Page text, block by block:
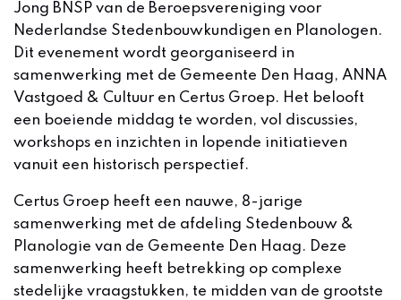
Jong BNSP van de Beroepsvereniging voor
Nederlandse Stedenbouwkundigen en Planologen.
Dit evenement wordt georganiseerd in
samenwerking met de Gemeente Den Haag, ANNA
Vastgoed & Cultuur en Certus Groep. Het belooft
een boeiende middag te worden, vol discussies,
workshops en inzichten in lopende initiatieven
vanuit een historisch perspectief.
Certus Groep heeft een nauwe, 8-jarige
samenwerking met de afdeling Stedenbouw &
Planologie van de Gemeente Den Haag. Deze
samenwerking heeft betrekking op complexe
stedelijke vraagstukken, te midden van de grootste